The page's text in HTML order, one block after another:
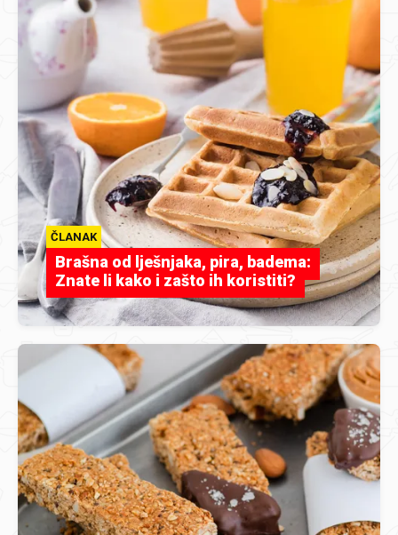
ČLANAK
Brašna od lješnjaka, pira, badema:
Znate li kako i zašto ih koristiti?